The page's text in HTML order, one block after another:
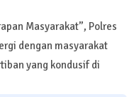
Masyarakat”, Polres
dengan masyarakat
yang kondusif di